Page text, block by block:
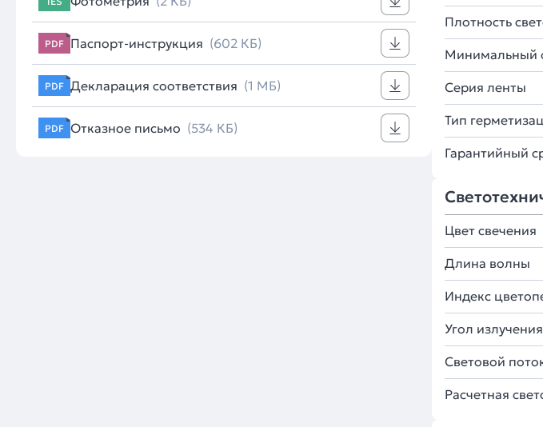
PDF Паспорт-инструкция (602 КБ)
PDF Декларация соответствия (1 МБ)
PDF Отказное письмо (534 КБ)
Плотность
Минимальный
Серия ленты
Тип
Гарантийный
Цвет свечения
Длина волны
Индекс
Угол излучения
Световой
Расчетная